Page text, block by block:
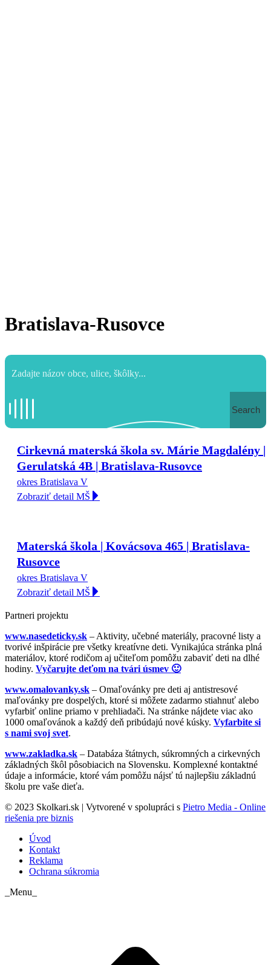
Bratislava-Rusovce
Search
Cirkevná materská škola sv. Márie Magdalény |
Gerulatská 4B | Bratislava-Rusovce
okres Bratislava V
Zobraziť detail MŠ
Materská škola | Kovácsova 465 | Bratislava-
Rusovce
okres Bratislava V
Zobraziť detail MŠ
Partneri projektu
www.nasedeticky.sk – Aktivity, učebné materiály, pracovné listy a
tvorivé inšpirácie pre všetky kreatívne deti. Vynikajúca stránka plná
materiálov, ktoré rodičom aj učiteľom pomôžu zabaviť deti na dlhé
hodiny. Vyčarujte deťom na tvári úsmev 🙂
www.omalovanky.sk – Omaľovánky pre deti aj antistresové
maľovánky pre dospelých, ktoré si môžete zadarmo stiahnuť alebo
vyfarbiť online priamo v prehliadači. Na stránke nájdete viac ako
1000 omaľovánok a každý deň pribúdajú nové kúsky. Vyfarbite si
s nami svoj svet.
www.zakladka.sk – Databáza štátnych, súkromných a cirkevných
základných škôl pôsobiacich na Slovensku. Komplexné kontaktné
údaje a informácie, ktoré vám pomôžu nájsť tú najlepšiu základnú
školu pre vaše dieťa.
© 2023 Skolkari.sk | Vytvorené v spolupráci s Pietro Media - Online
riešenia pre biznis
Úvod
Kontakt
Reklama
Ochrana súkromia
_Menu_